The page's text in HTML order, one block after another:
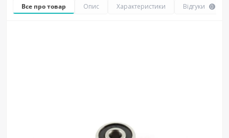
Все про товар Опис Характеристики Відгуки 0